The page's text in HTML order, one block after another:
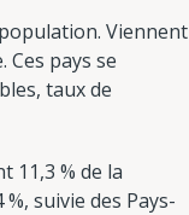
Viennent
Ces pays se
taux de
11,3 % de la
suivie des Pays-